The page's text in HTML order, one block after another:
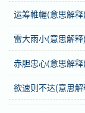
用法 作谓语、宾
谜语 捉迷藏
近义词 遮遮掩掩
反义词 堂堂正正
运筹帷幄(意思解释)
雷大雨小(意思解释)
赤胆忠心(意思解释)
欲速则不达(意思解